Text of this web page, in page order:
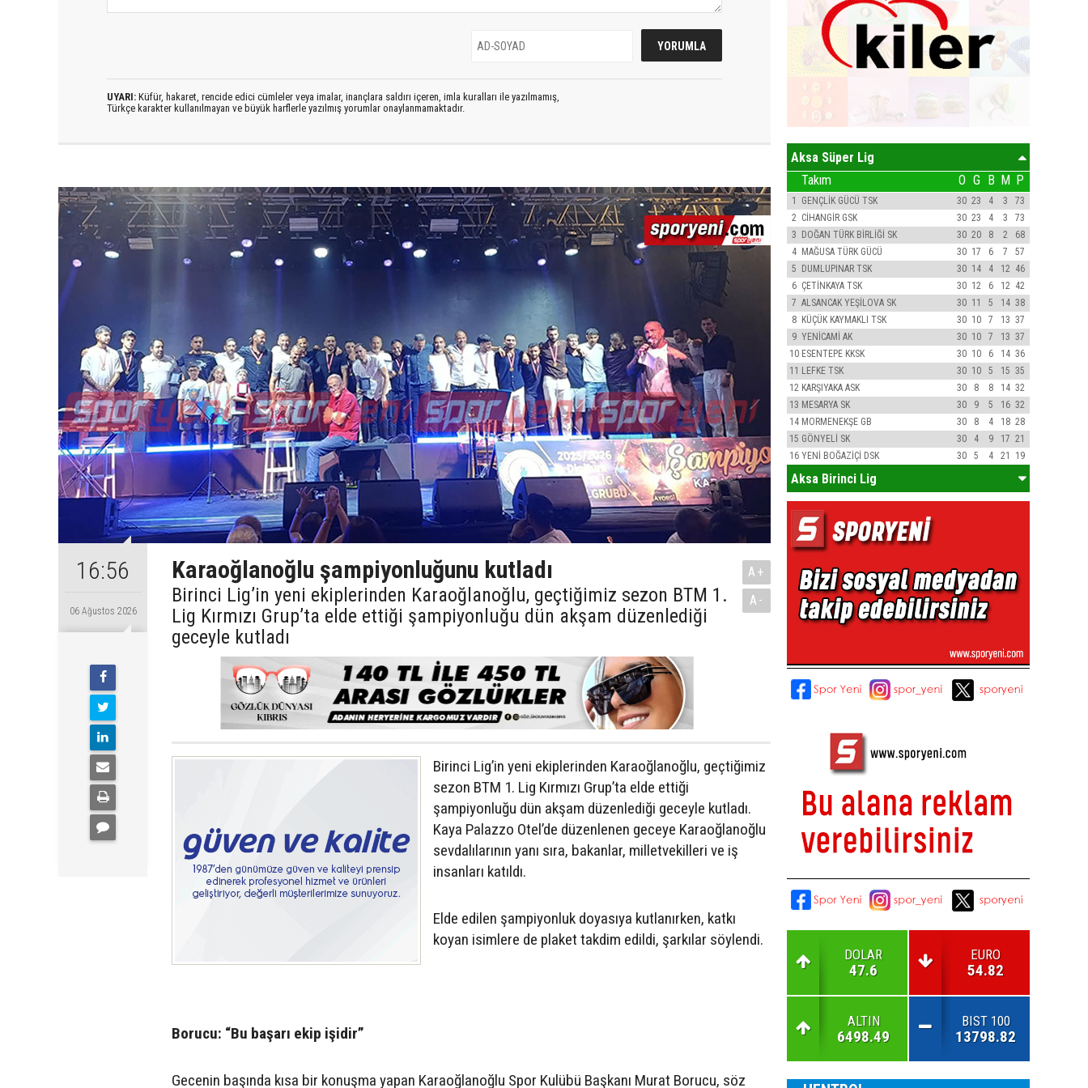
UYARI: Küfür, hakaret, rencide edici cümleler veya imalar, inançlara saldırı içeren, imla kuralları ile yazılmamış,
Türkçe karakter kullanılmayan ve büyük harflerle yazılmış yorumlar onaylanmamaktadır.
16:56
06 Ağustos 2026
Karaoğlanoğlu şampiyonluğunu kutladı
Birinci Lig’in yeni ekiplerinden Karaoğlanoğlu, geçtiğimiz sezon BTM 1.
Lig Kırmızı Grup’ta elde ettiği şampiyonluğu dün akşam düzenlediği
geceyle kutladı
A+
A-
Birinci Lig’in yeni ekiplerinden Karaoğlanoğlu, geçtiğimiz
sezon BTM 1. Lig Kırmızı Grup’ta elde ettiği
şampiyonluğu dün akşam düzenlediği geceyle kutladı.
Kaya Palazzo Otel’de düzenlenen geceye Karaoğlanoğlu
sevdalılarının yanı sıra, bakanlar, milletvekilleri ve iş
insanları katıldı.
Elde edilen şampiyonluk doyasıya kutlanırken, katkı
koyan isimlere de plaket takdim edildi, şarkılar söylendi.
Borucu: “Bu başarı ekip işidir”
Gecenin başında kısa bir konuşma yapan Karaoğlanoğlu Spor Kulübü Başkanı Murat Borucu, söz
Aksa Süper Lig
Takım O G B M P
1 GENÇLİK GÜCÜ TSK 30 23 4 3
73
2 CİHANGİR GSK 30 23 4 3
73
3 DOĞAN TÜRK BİRLİĞİ SK 30 20 8 2
68
4 MAĞUSA TÜRK GÜCÜ 30 17 6 7
57
5 DUMLUPINAR TSK 30 14 4 12 46
6 ÇETİNKAYA TSK 30 12 6 12 42
7 ALSANCAK YEŞİLOVA SK 30 11 5 14 38
8 KÜÇÜK KAYMAKLI TSK 30 10 7 13 37
9 YENİCAMİ AK 30 10 7 13 37
10 ESENTEPE KKSK 30 10 6 14 36
11 LEFKE TSK 30 10 5 15 35
12 KARŞIYAKA ASK 30 8 8 14 32
13 MESARYA SK 30 9 5 16 32
14 MORMENEKŞE GB 30 8 4 18 28
15 GÖNYELİ SK 30 4 9 17 21
16 YENİ BOĞAZİÇİ DSK 30 5 4 21 19
Aksa Birinci Lig
DOLAR
47.6
EURO
54.82
ALTIN
6498.49
BIST 100
13798.82